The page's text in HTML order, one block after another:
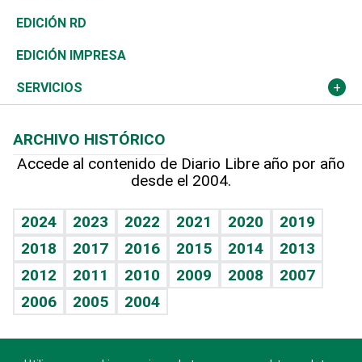
Ocenanía
Caribe
Resto del mundo
Telecom.
Global y variable
Economía personal
Sociales
Novedades
Podcast Arte Libre
Hablando con el pediatra
Vida y familia
Eñe
Celebrando la vida
Sin complejos
En pocas palabras
Tenis
Olimpismo
Más deportes
Línea de hit
TBT Deportivo
El Espía
Noticiero Poteleche
Columnistas
Más firmas
Historia
Martes de tecnología
Cambio climático
Revista
Deportes
Opinión
Hecho en casa
Guía del dinero
EDICIÓN RD
EDICIÓN IMPRESA
SERVICIOS
Cumpleaños
Horóscopos
Crucigramas
ARCHIVO HISTÓRICO
Accede al contenido de Diario Libre año por año
desde el 2004.
2024 2023 2022 2021 2020
2019
2018
2017 2016 2015 2014
2013
2012
2011 2010 2009 2008
2007
2006
2005 2004